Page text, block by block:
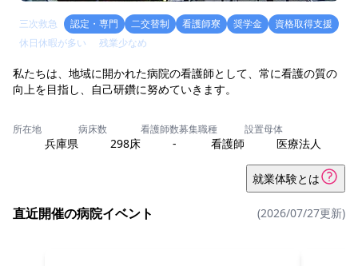
三次救急 認定・専門 二交替制 看護師寮 奨学金
資格取得支援
休日休暇が多い
残業少なめ
私たちは、地域に開かれた病院の看護師として、常に看護の質の
向上を目指し、自己研鑽に努めていきます。
所在地
兵庫県
病床数
298床
看護師数
-
募集職種
看護師
設置母体
医療法人
就業体験とは
直近開催の病院イベント (2026/07/27更新)